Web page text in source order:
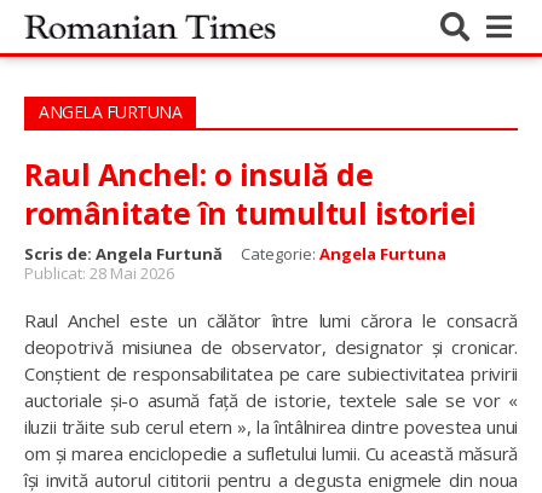
ANGELA FURTUNA
Raul Anchel: o insulă de
românitate în tumultul istoriei
Scris de: Angela Furtună Categorie: Angela Furtuna
Publicat: 28 Mai 2026
Raul Anchel este un călător între lumi cărora le consacră
deopotrivă misiunea de observator, designator și cronicar.
Conștient de responsabilitatea pe care subiectivitatea privirii
auctoriale și-o asumă față de istorie, textele sale se vor «
iluzii trăite sub cerul etern », la întâlnirea dintre povestea unui
om și marea enciclopedie a sufletului lumii. Cu această măsură
își invită autorul cititorii pentru a degusta enigmele din noua